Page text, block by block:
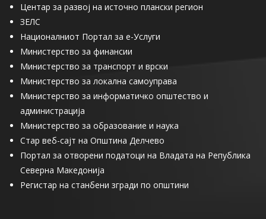
Центар за развој на источно плански регион
ЗЕЛС
Националниот Портал за е-Услуги
Министерство за финансии
Министерство за транспорт и врски
Министерство за локална самоуправа
Министерство за информатичко општество и
администрација
Министерство за образование и наука
Стар веб-сајт на Општина Делчево
Портал за отворени податоци на Владата на Република
Северна Македонија
Регистар на станбени згради по општини